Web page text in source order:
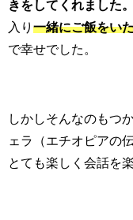
きをしてくれました。
入り 一緒にご飯をい
で幸せでした。
しかしそんなのもつ
ェラ（エチオピアの
とても楽しく会話を